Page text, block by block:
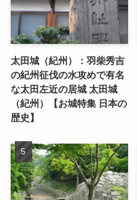
太田城（紀州）：羽柴秀吉
の紀州征伐の水攻めで有名
な太田左近の居城 太田城
（紀州）【お城特集 日本の
歴史】